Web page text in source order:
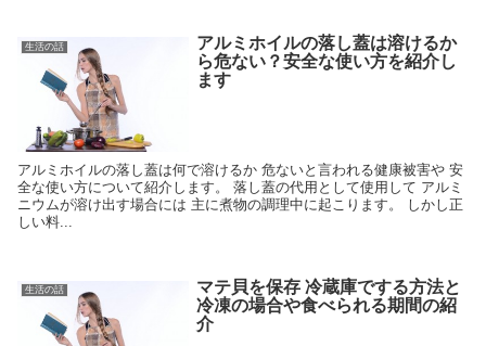
生活の話
アルミホイルの落し蓋は溶けるか
ら危ない？安全な使い方を紹介し
ます
アルミホイルの落し蓋は何で溶けるか 危ないと言われる健康被害や 安
全な使い方について紹介します。 落し蓋の代用として使用して アルミ
ニウムが溶け出す場合には 主に煮物の調理中に起こります。 しかし正
しい料...
生活の話
マテ貝を保存 冷蔵庫でする方法と
冷凍の場合や食べられる期間の紹
介